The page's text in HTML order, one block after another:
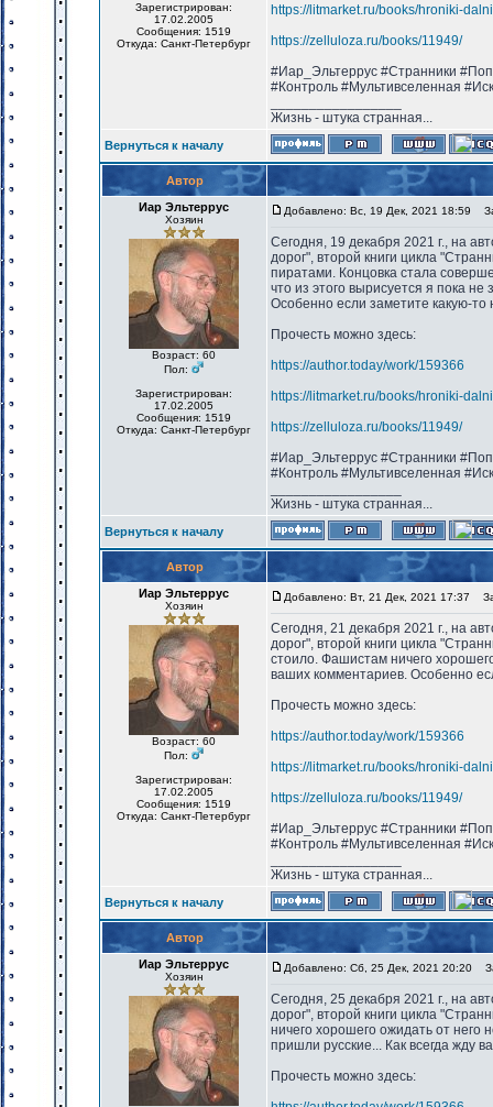
Зарегистрирован:
17.02.2005
Сообщения: 1519
Откуда: Санкт-Петербург
https://litmarket.ru/books/hroniki-
https://zelluloza.ru/books/11949/
#Иар_Эльтеррус #Странники
#Контроль #Мультивселенная
Жизнь - штука странная...
Вернуться к началу
Автор
Иар Эльтеррус
Хозяин
Возраст: 60
Пол:
Зарегистрирован:
17.02.2005
Сообщения: 1519
Откуда: Санкт-Петербург
Добавлено: Вс, 19 Дек, 2021 18:59
Сегодня, 19 декабря 2021 г., на
дорог", второй книги цикла
пиратами. Концовка стала
что из этого вырисуется я пока
Особенно если заметите какую-то
Прочесть можно здесь:
https://author.today/work/159366
https://litmarket.ru/books/hroniki-
https://zelluloza.ru/books/11949/
#Иар_Эльтеррус #Странники
#Контроль #Мультивселенная
Жизнь - штука странная...
Вернуться к началу
Автор
Иар Эльтеррус
Хозяин
Возраст: 60
Пол:
Зарегистрирован:
17.02.2005
Сообщения: 1519
Откуда: Санкт-Петербург
Добавлено: Вт, 21 Дек, 2021 17:37
Сегодня, 21 декабря 2021 г., на
дорог", второй книги цикла
стоило. Фашистам ничего
ваших комментариев. Особенно
Прочесть можно здесь:
https://author.today/work/159366
https://litmarket.ru/books/hroniki-
https://zelluloza.ru/books/11949/
#Иар_Эльтеррус #Странники
#Контроль #Мультивселенная
Жизнь - штука странная...
Вернуться к началу
Автор
Иар Эльтеррус
Хозяин
Добавлено: Сб, 25 Дек, 2021 20:20
Сегодня, 25 декабря 2021 г., на
дорог", второй книги цикла
ничего хорошего ожидать от него
пришли русские... Как всегда жду
Прочесть можно здесь: